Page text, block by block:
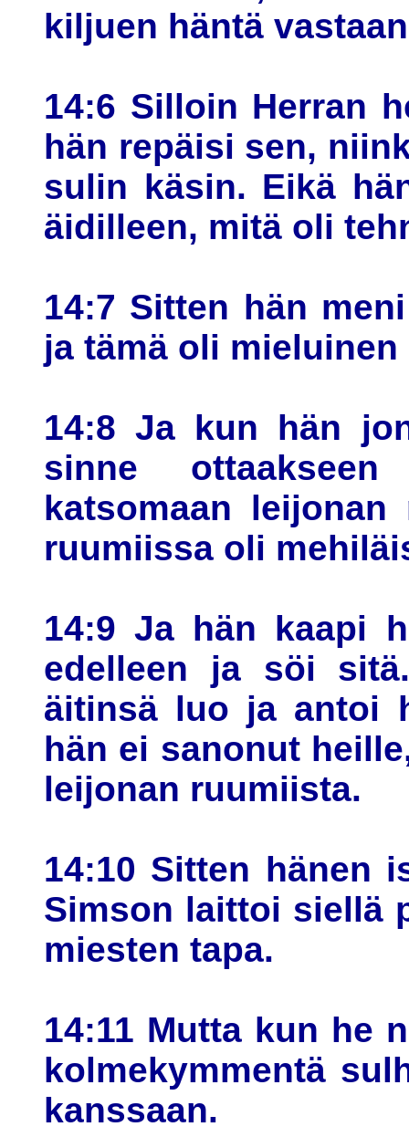
kiljuen häntä
14:6 Silloin Herran
hän repäisi sen,
sulin käsin. Eikä
äidilleen, mitä oli
14:7 Sitten hän
ja tämä oli
14:8 Ja kun hän
sinne
katsomaan
ruumiissa oli
14:9 Ja hän kaapi
edelleen ja söi
äitinsä luo ja antoi
hän ei sanonut
leijonan ruumiista.
14:10 Sitten hänen
Simson laittoi siellä
miesten tapa.
14:11 Mutta kun he
kolmekymmentä
kanssaan.